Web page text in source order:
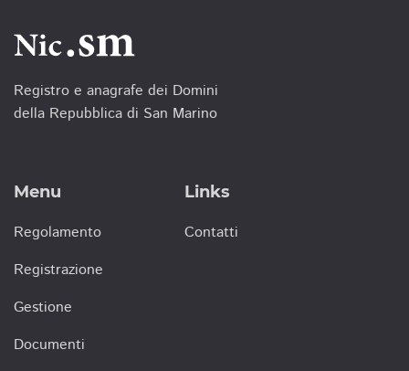
Registro e anagrafe dei Domini
della Repubblica di San Marino
Menu
Regolamento
Registrazione
Gestione
Documenti
Links
Contatti